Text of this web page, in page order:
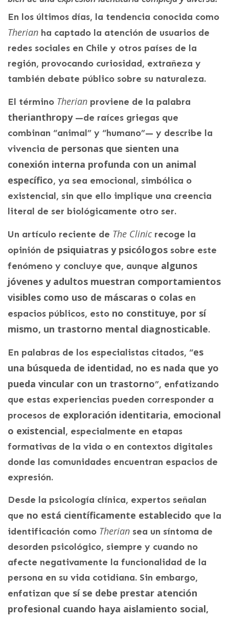
En los últimos días, la tendencia conocida como
Therian ha captado la atención de usuarios de
redes sociales en Chile y otros países de la
región, provocando curiosidad, extrañeza y
también debate público sobre su naturaleza.
El término Therian proviene de la palabra
therianthropy—de raíces griegas que
combinan “animal” y “humano”— y describe la
vivencia de personas que sienten una
conexión interna profunda con un animal
específico, ya sea emocional, simbólica o
existencial, sin que ello implique una creencia
literal de ser biológicamente otro ser.
Un artículo reciente de The Clinic recoge la
opinión de psiquiatras y psicólogos sobre este
fenómeno y concluye que, aunque algunos
jóvenes y adultos muestran comportamientos
visibles como uso de máscaras o colas en
espacios públicos, esto no constituye, por sí
mismo, un trastorno mental diagnosticable.
En palabras de los especialistas citados, “es
una búsqueda de identidad, no es nada que yo
pueda vincular con un trastorno”, enfatizando
que estas experiencias pueden corresponder a
procesos de exploración identitaria, emocional
o existencial, especialmente en etapas
formativas de la vida o en contextos digitales
donde las comunidades encuentran espacios de
expresión.
Desde la psicología clínica, expertos señalan
que no está científicamente establecido que la
identificación como Therian sea un síntoma de
desorden psicológico, siempre y cuando no
afecte negativamente la funcionalidad de la
persona en su vida cotidiana. Sin embargo,
enfatizan que sí se debe prestar atención
profesional cuando haya aislamiento social,